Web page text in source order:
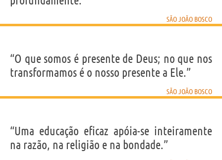
SÃO JOÃO BOSCO
“O que somos é presente de Deus; no que nos
transformamos é o nosso presente a Ele.”
SÃO JOÃO BOSCO
“Uma educação eficaz apóia-se inteiramente
na razão, na religião e na bondade.”